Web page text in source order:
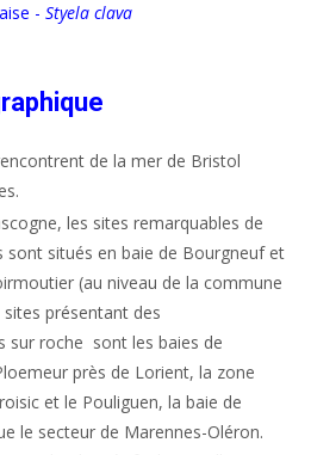
- Styela clava
de la mer de Bristol
les sites remarquables de
situés en baie de Bourgneuf et
(au niveau de la commune
sites présentant des
sur roche sont les baies de
près de Lorient, la zone
et le Pouliguen, la baie de
le secteur de Marennes-Oléron.